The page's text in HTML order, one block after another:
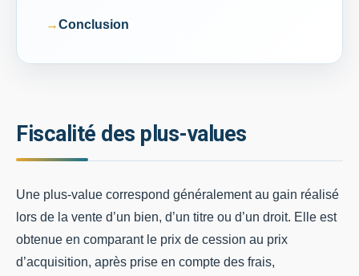
Conclusion
Fiscalité des plus-values
Une plus-value correspond généralement au gain réalisé
lors de la vente d’un bien, d’un titre ou d’un droit. Elle est
obtenue en comparant le prix de cession au prix
d’acquisition, après prise en compte des frais,